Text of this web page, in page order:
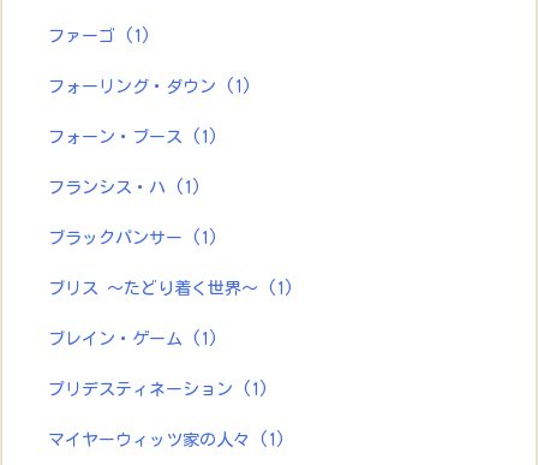
ファーゴ (1)
フォーリング・ダウン (1)
フォーン・ブース (1)
フランシス・ハ (1)
ブラックパンサー (1)
ブリス ～たどり着く世界～ (1)
ブレイン・ゲーム (1)
プリデスティネーション (1)
マイヤーウィッツ家の人々 (1)